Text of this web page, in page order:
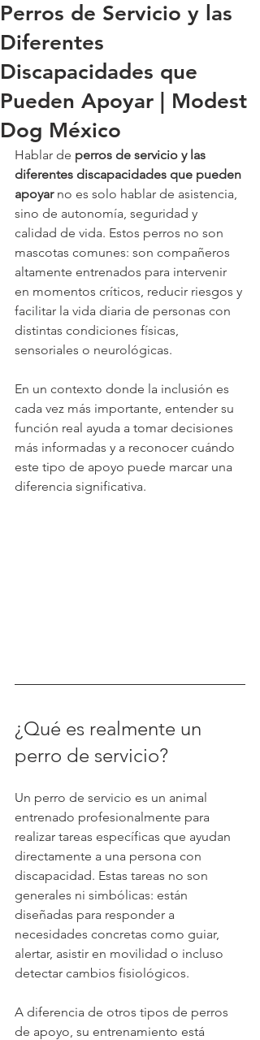
Perros de Servicio y las
Diferentes
Discapacidades que
Pueden Apoyar | Modest
Dog México
Hablar de perros de servicio y las
diferentes discapacidades que pueden
apoyar no es solo hablar de asistencia,
sino de autonomía, seguridad y
calidad de vida. Estos perros no son
mascotas comunes: son compañeros
altamente entrenados para intervenir
en momentos críticos, reducir riesgos y
facilitar la vida diaria de personas con
distintas condiciones físicas,
sensoriales o neurológicas.
En un contexto donde la inclusión es
cada vez más importante, entender su
función real ayuda a tomar decisiones
más informadas y a reconocer cuándo
este tipo de apoyo puede marcar una
diferencia significativa.
¿Qué es realmente un
perro de servicio?
Un perro de servicio es un animal
entrenado profesionalmente para
realizar tareas específicas que ayudan
directamente a una persona con
discapacidad. Estas tareas no son
generales ni simbólicas: están
diseñadas para responder a
necesidades concretas como guiar,
alertar, asistir en movilidad o incluso
detectar cambios fisiológicos.
A diferencia de otros tipos de perros
de apoyo, su entrenamiento está